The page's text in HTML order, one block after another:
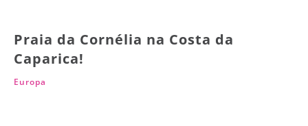
Praia da Cornélia na Costa da
Caparica!
Europa